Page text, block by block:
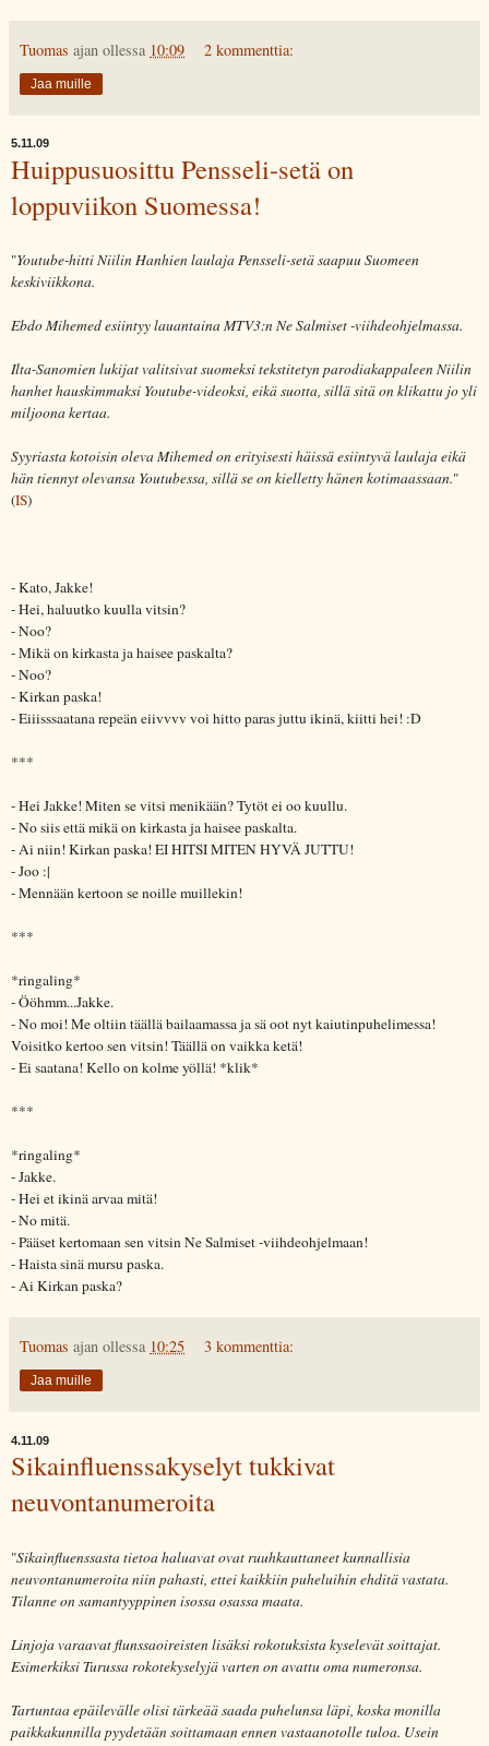
Tuomas ajan ollessa 10:09 2 kommenttia:
Jaa muille
5.11.09
Huippusuosittu Pensseli-setä on
loppuviikon Suomessa!
"Youtube-hitti Niilin Hanhien laulaja Pensseli-setä saapuu Suomeen
keskiviikkona.
Ebdo Mihemed esiintyy lauantaina MTV3:n Ne Salmiset -viihdeohjelmassa.
Ilta-Sanomien lukijat valitsivat suomeksi tekstitetyn parodiakappaleen Niilin
hanhet hauskimmaksi Youtube-videoksi, eikä suotta, sillä sitä on klikattu jo yli
miljoona kertaa.
Syyriasta kotoisin oleva Mihemed on erityisesti häissä esiintyvä laulaja eikä
hän tiennyt olevansa Youtubessa, sillä se on kielletty hänen kotimaassaan."
(IS)
- Kato, Jakke!
- Hei, haluutko kuulla vitsin?
- Noo?
- Mikä on kirkasta ja haisee paskalta?
- Noo?
- Kirkan paska!
- Eiiisssaatana repeän eiivvvv voi hitto paras juttu ikinä, kiitti hei! :D
***
- Hei Jakke! Miten se vitsi menikään? Tytöt ei oo kuullu.
- No siis että mikä on kirkasta ja haisee paskalta.
- Ai niin! Kirkan paska! EI HITSI MITEN HYVÄ JUTTU!
- Joo :|
- Mennään kertoon se noille muillekin!
***
*ringaling*
- Ööhmm...Jakke.
- No moi! Me oltiin täällä bailaamassa ja sä oot nyt kaiutinpuhelimessa!
Voisitko kertoo sen vitsin! Täällä on vaikka ketä!
- Ei saatana! Kello on kolme yöllä! *klik*
***
*ringaling*
- Jakke.
- Hei et ikinä arvaa mitä!
- No mitä.
- Pääset kertomaan sen vitsin Ne Salmiset -viihdeohjelmaan!
- Haista sinä mursu paska.
- Ai Kirkan paska?
Tuomas ajan ollessa 10:25 3 kommenttia:
Jaa muille
4.11.09
Sikainfluenssakyselyt tukkivat
neuvontanumeroita
"Sikainfluenssasta tietoa haluavat ovat ruuhkauttaneet kunnallisia
neuvontanumeroita niin pahasti, ettei kaikkiin puheluihin ehditä vastata.
Tilanne on samantyyppinen isossa osassa maata.
Linjoja varaavat flunssaoireisten lisäksi rokotuksista kyselevät soittajat.
Esimerkiksi Turussa rokotekyselyjä varten on avattu oma numeronsa.
Tartuntaa epäilevälle olisi tärkeää saada puhelunsa läpi, koska monilla
paikkakunnilla pyydetään soittamaan ennen vastaanotolle tuloa. Usein